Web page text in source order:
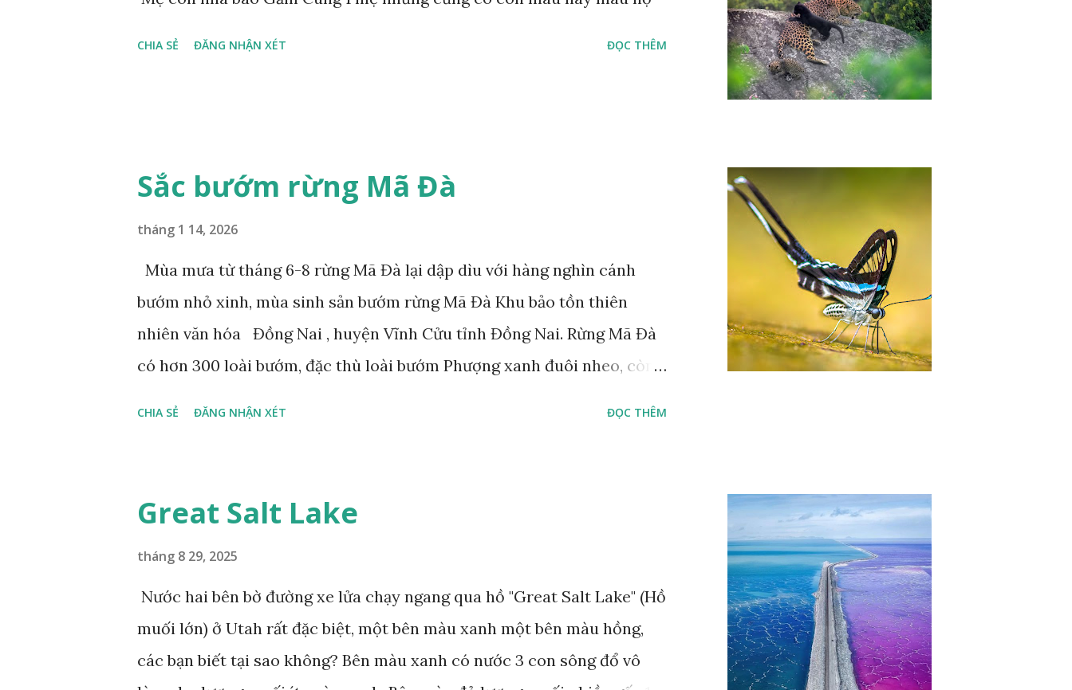
CHIA SẺ ĐĂNG NHẬN XÉT ĐỌC THÊM
Sắc bướm rừng Mã Đà
tháng 1 14, 2026
Mùa mưa từ tháng 6-8 rừng Mã Đà lại dập dìu với hàng nghìn cánh
bướm nhỏ xinh, mùa sinh sản bướm rừng Mã Đà Khu bảo tồn thiên
nhiên văn hóa Đồng Nai , huyện Vĩnh Cửu tỉnh Đồng Nai. Rừng Mã Đà
có hơn 300 loài bướm, đặc thù loài bướm Phượng xanh đuôi nheo, còn
CHIA SẺ ĐĂNG NHẬN XÉT ĐỌC THÊM
Great Salt Lake
tháng 8 29, 2025
Nước hai bên bờ đường xe lửa chạy ngang qua hồ "Great Salt Lake" (Hồ
muối lớn) ở Utah rất đặc biệt, một bên màu xanh một bên màu hồng,
các bạn biết tại sao không? Bên màu xanh có nước 3 con sông đổ vô